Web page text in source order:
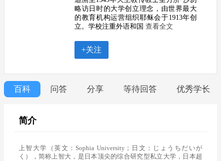
略访日时的大学创立理念，由世界最大
的教育机构运营组织耶稣会于1913年创
立。学校注重外语和国 查看全文
+关注
百科 问答 分享 等待回答 优秀学长
简介
上智大学（英文：Sophia University；日文：じょうちだいが
く），简称上智大，是日本顶尖的综合研究型私立大学，日本超